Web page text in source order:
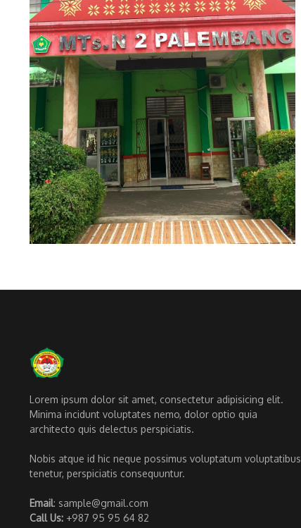
Lorem ipsum dolor sit amet, consectetur adipisicing elit.
Minima incidunt voluptates nemo, dolor optio quia
architecto quis delectus perspiciatis.
Nobis atque id hic neque possimus voluptatum voluptatibus
tenetur, perspiciatis consequuntur.
Email: sample@gmail.com
Call Us: +987 95 95 64 82